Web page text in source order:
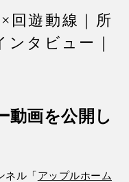
×回遊動線｜所
タビュー｜
動画を公開し
ネル「 アップルホーム
ン